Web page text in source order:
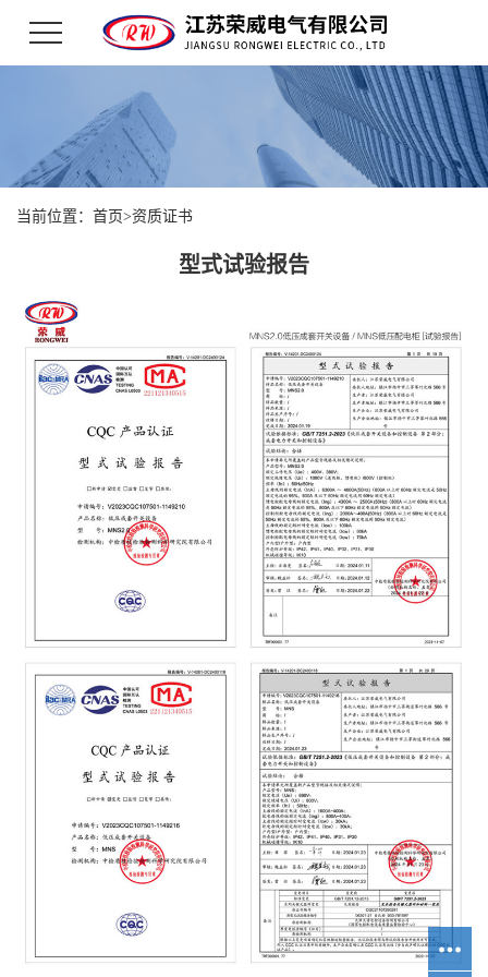
当前位置： 首页>资质证书
型式试验报告